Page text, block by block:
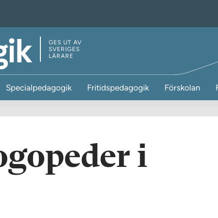
GES UT AV
SVERIGES
LÄRARE
Specialpedagogik Fritidspedagogik Förskolan
i